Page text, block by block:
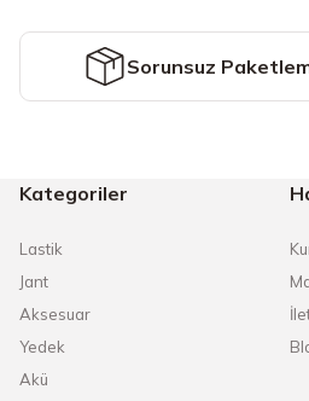
Ürün fiyatı diğer sitelerden daha
Bu ürüne benzer farklı alternatifler
Sorunsuz
Kategoriler
Lastik
Jant
Aksesuar
Yedek
Akü